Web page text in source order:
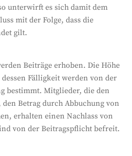
unterwirft es sich damit dem
mit der Folge, dass die
gilt.
Beiträge erhoben. Die Höhe
dessen Fälligkeit werden von der
bestimmt. Mitglieder, die den
Betrag durch Abbuchung von
erhalten einen Nachlass von
von der Beitragspflicht befreit.